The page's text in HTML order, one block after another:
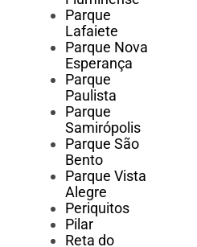
Parque
Lafaiete
Parque Nova
Esperança
Parque
Paulista
Parque
Samirópolis
Parque São
Bento
Parque Vista
Alegre
Periquitos
Pilar
Reta do